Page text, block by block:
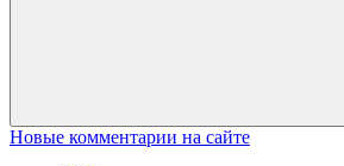
Новые комментарии на сайте